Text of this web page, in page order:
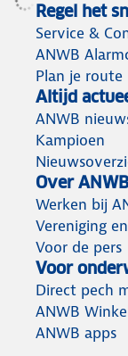
Regel het
Service &
ANWB
Plan je route
Altijd
ANWB
Kampioen
Over ANWB
Werken bij
Vereniging
Voor de pers
Voor
Direct pech
ANWB
ANWB apps